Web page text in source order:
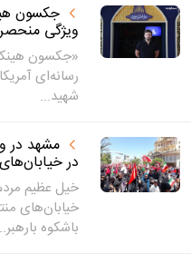
جکسون
ویژگی
«جکسون
رسانه‌ای
شهید...
مشهد در
در
خیل عظیم
خیابان‌های
باشکوه